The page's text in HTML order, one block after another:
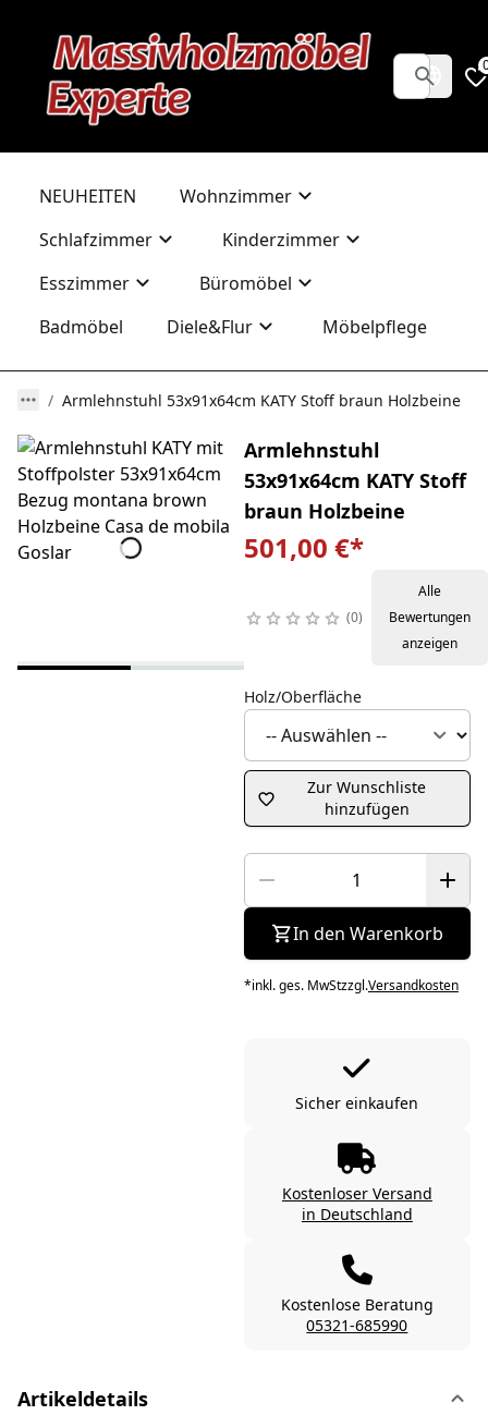
NEUHEITEN
Wohnzimmer
Schlafzimmer
Kinderzimmer
Esszimmer
Büromöbel
Badmöbel
Diele&Flur Möbelpflege
Armlehnstuhl 53x91x64cm KATY Stoff braun Holzbeine
Armlehnstuhl
53x91x64cm KATY Stoff
braun Holzbeine
501,00 €*
0
Alle
Bewertungen
anzeigen
Holz/Oberfläche
Zur Wunschliste
hinzufügen
In den Warenkorb
*inkl. ges. MwStzzgl.Versandkosten
Sicher einkaufen
Kostenloser Versand
in Deutschland
Kostenlose Beratung
05321-685990
Artikeldetails